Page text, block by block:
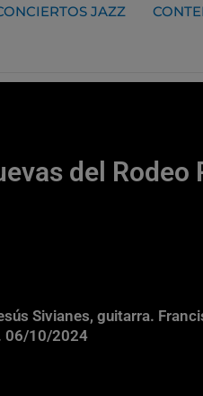
JAZZ
del Rodeo
Sivianes, guitarra.
06/10/2024